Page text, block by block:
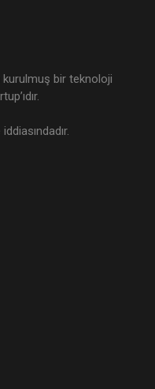
bir teknoloji